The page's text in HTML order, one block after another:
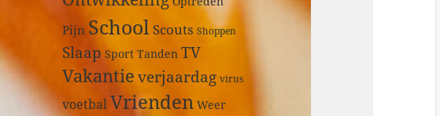
Pijn SchoolScouts Shoppen
Slaap Sport Tanden TV
Vakantie verjaardag virus
voetbalVrienden Weer